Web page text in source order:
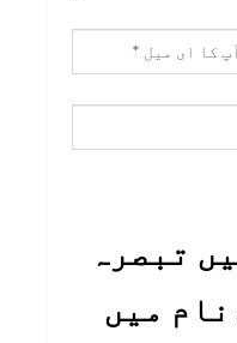
تبصرہ
میں